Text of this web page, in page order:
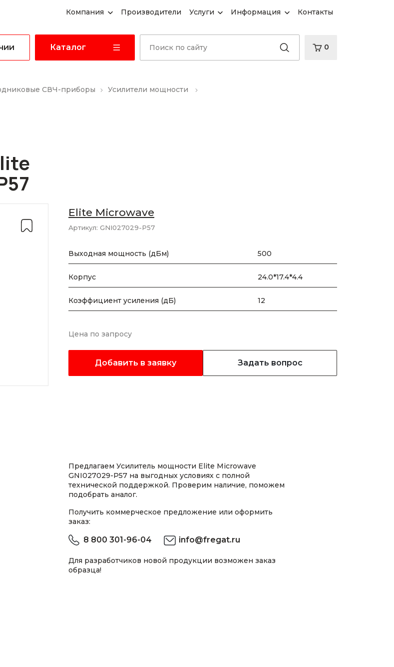
Компания Производители Услуги Информация Контакты
Каталог 0
СВЧ-приборы
Усилители мощности
Elite Microwave
Артикул: GNI027029-P57
Выходная мощность (дБм) 500
Корпус 24.0*17.4*4.4
Коэффициент усиления (дБ) 12
Цена по запросу
Добавить в заявку Задать вопрос
Предлагаем Усилитель мощности Elite Microwave
GNI027029-P57 на выгодных условиях с полной
технической поддержкой. Проверим наличие, поможем
подобрать аналог.
Получить коммерческое предложение или оформить
заказ:
8 800 301-96-04 info@fregat.ru
Для разработчиков новой продукции возможен заказ
образца!